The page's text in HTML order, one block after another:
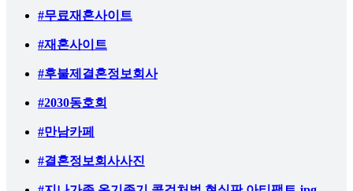
#무료재혼사이트
#재혼사이트
#후불제결혼정보회사
#2030동호회
#만남카페
#결혼정보회사사진